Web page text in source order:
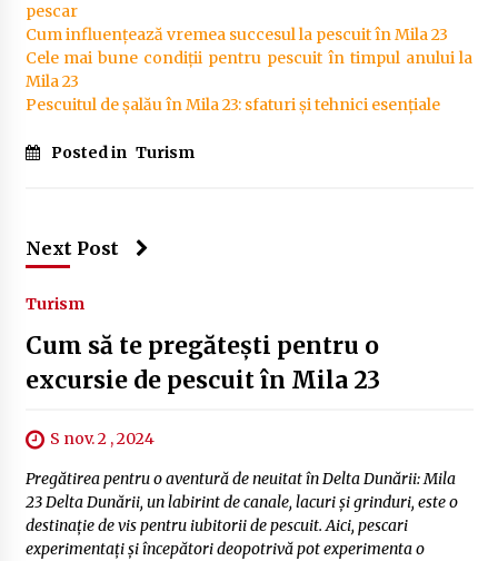
pescar
Cum influențează vremea succesul la pescuit în Mila 23
Cele mai bune condiții pentru pescuit în timpul anului la
Mila 23
Pescuitul de șalău în Mila 23: sfaturi și tehnici esențiale
Posted in Turism
Next Post
Turism
Cum să te pregătești pentru o
excursie de pescuit în Mila 23
S nov. 2 , 2024
Pregătirea pentru o aventură de neuitat în Delta Dunării: Mila
23 Delta Dunării, un labirint de canale, lacuri și grinduri, este o
destinație de vis pentru iubitorii de pescuit. Aici, pescari
experimentați și începători deopotrivă pot experimenta o